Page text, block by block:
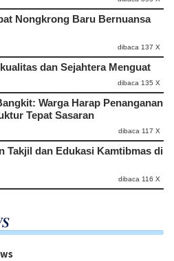
Nongkrong Baru Bernuansa
dibaca 137 X
dan Sejahtera Menguat
dibaca 135 X
Warga Harap Penanganan
Tepat Sasaran
dibaca 117 X
Takjil dan Edukasi Kamtibmas di
dibaca 116 X